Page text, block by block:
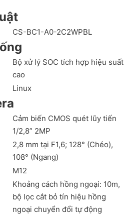
CS-BC1-A0-2C2WPBL
Bộ xử lý SOC tích hợp hiệu suất
cao
Linux
Cảm biến CMOS quét lũy tiến
1/2,8” 2MP
2,8 mm tại F1,6; 128° (Chéo),
108° (Ngang)
M12
Khoảng cách hồng ngoại: 10m,
bộ lọc cắt bỏ tín hiệu hồng
ngoại chuyển đổi tự động